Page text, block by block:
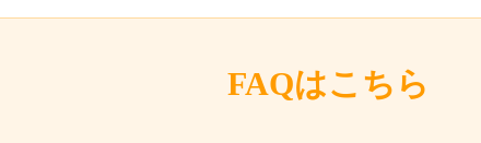
FAQはこちら